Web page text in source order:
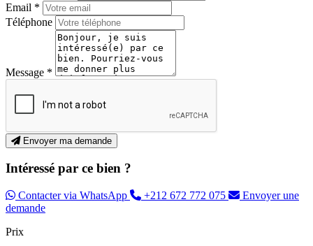
Email *
Téléphone
Message *
Envoyer ma demande
Intéressé par ce bien ?
Contacter via WhatsApp +212 672 772 075
Envoyer une
demande
Prix